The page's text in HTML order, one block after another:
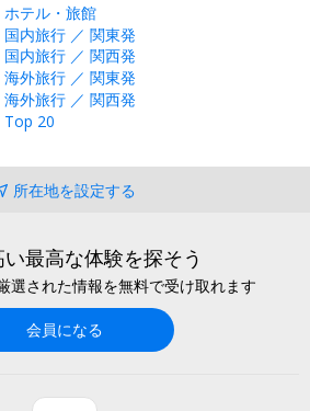
ホテル・旅館
国内旅行 ／ 関東発
国内旅行 ／ 関西発
海外旅行 ／ 関東発
海外旅行 ／ 関西発
Top 20
所在地を設定する
最高な体験を探そう
選された情報を無料で受け取れます
会員になる